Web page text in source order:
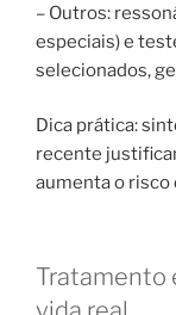
– Outros:
especiais) e
selecionados,
Dica prática:
recente
aumenta o risco
Tratamento